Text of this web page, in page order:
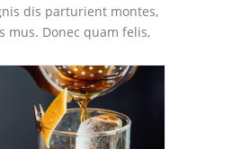
dis parturient montes,
mus. Donec quam felis,